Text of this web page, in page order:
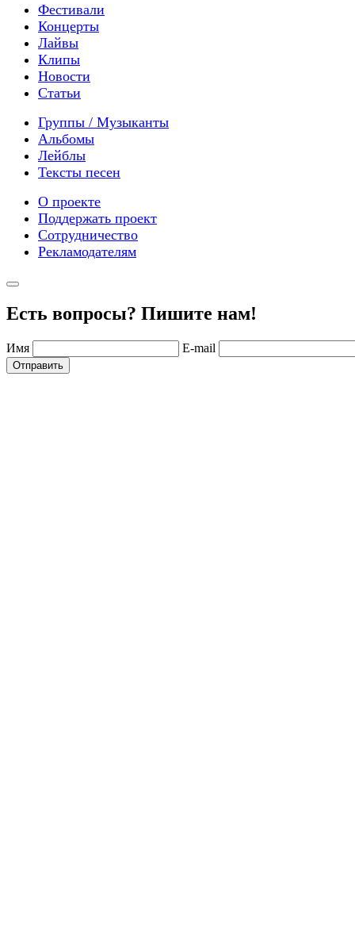
Фестивали
Концерты
Лайвы
Клипы
Новости
Статьи
Группы / Музыканты
Альбомы
Лейблы
Тексты песен
О проекте
Поддержать проект
Сотрудничество
Рекламодателям
Есть вопросы? Пишите нам!
Имя E-mail